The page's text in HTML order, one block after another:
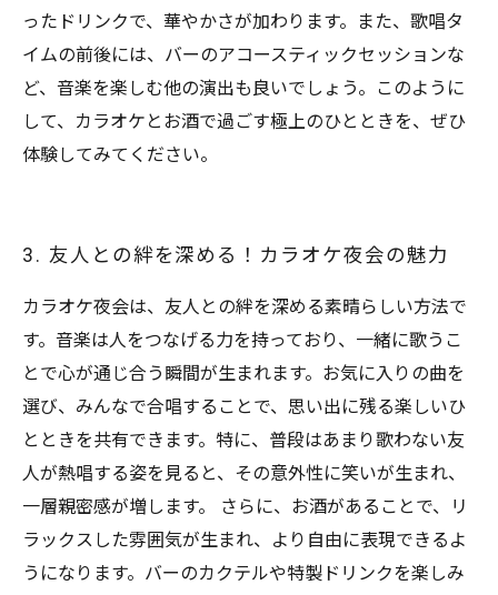
ったドリンクで、華やかさが加わります。また、歌唱タ
イムの前後には、バーのアコースティックセッションな
ど、音楽を楽しむ他の演出も良いでしょう。このように
して、カラオケとお酒で過ごす極上のひとときを、ぜひ
体験してみてください。
3. 友人との絆を深める！カラオケ夜会の魅力
カラオケ夜会は、友人との絆を深める素晴らしい方法で
す。音楽は人をつなげる力を持っており、一緒に歌うこ
とで心が通じ合う瞬間が生まれます。お気に入りの曲を
選び、みんなで合唱することで、思い出に残る楽しいひ
とときを共有できます。特に、普段はあまり歌わない友
人が熱唱する姿を見ると、その意外性に笑いが生まれ、
一層親密感が増します。 さらに、お酒があることで、リ
ラックスした雰囲気が生まれ、より自由に表現できるよ
うになります。バーのカクテルや特製ドリンクを楽しみ